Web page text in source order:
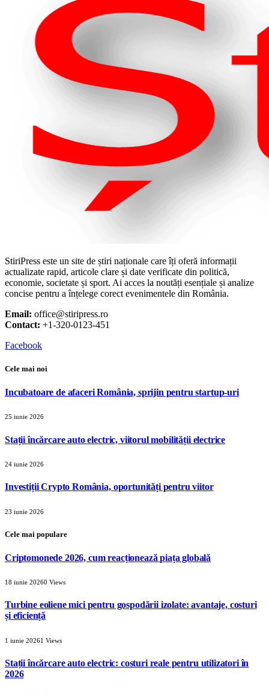
StiriPress este un site de știri naționale care îți oferă informații
actualizate rapid, articole clare și date verificate din politică,
economie, societate și sport. Ai acces la noutăți esențiale și analize
concise pentru a înțelege corect evenimentele din România.
Email: office@stiripress.ro
Contact: +1-320-0123-451
Facebook
Cele mai noi
Incubatoare de afaceri România, sprijin pentru startup-uri
25 iunie 2026
Stații încărcare auto electric, viitorul mobilității electrice
24 iunie 2026
Investiții Crypto România, oportunități pentru viitor
23 iunie 2026
Cele mai populare
Criptomonede 2026, cum reacționează piața globală
18 iunie 20260 Views
Turbine eoliene mici pentru gospodării izolate: avantaje, costuri
și eficiență
1 iunie 20261 Views
Stații încărcare auto electric: costuri reale pentru utilizatori în
2026